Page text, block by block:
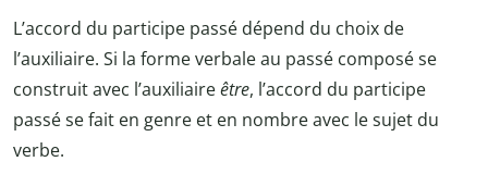
L’accord du participe passé dépend du choix de
l’auxiliaire. Si la forme verbale au passé composé se
construit avec l’auxiliaireêtre, l’accord du participe
passé se fait en genre et en nombre avec le sujet du
verbe.